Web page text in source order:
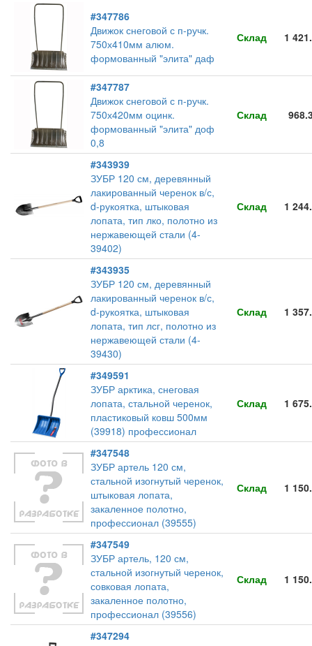
#347786
Движок снеговой с п-ручк.
750х410мм алюм.
формованный "элита" даф
Склад 1
#347787
Движок снеговой с п-ручк.
750х420мм оцинк.
формованный "элита" доф
0,8
Склад
#343939
ЗУБР 120 см, деревянный
лакированный черенок в/с,
d-рукоятка, штыковая
лопата, тип лко, полотно из
нержавеющей стали (4-
39402)
Склад 1
#343935
ЗУБР 120 см, деревянный
лакированный черенок в/с,
d-рукоятка, штыковая
лопата, тип лсг, полотно из
нержавеющей стали (4-
39430)
Склад 1
#349591
ЗУБР арктика, снеговая
лопата, стальной черенок,
пластиковый ковш 500мм
(39918) профессионал
Склад 1
#347548
ЗУБР артель 120 см,
стальной изогнутый черенок,
штыковая лопата,
закаленное полотно,
профессионал (39555)
Склад 1
#347549
ЗУБР артель, 120 см,
стальной изогнутый черенок,
совковая лопата,
закаленное полотно,
профессионал (39556)
Склад 1
#347294